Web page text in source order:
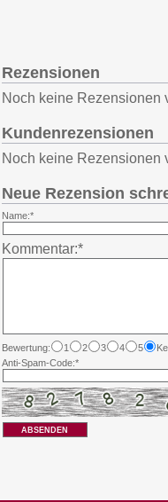
Rezensionen
Noch keine Rezensionen
Kundenrezensionen
Noch keine Rezensionen
Neue Rezension
Name:*
Kommentar:*
Bewertung: 1 2 3 4 5
Anti-Spam-Code:*
ABSENDEN